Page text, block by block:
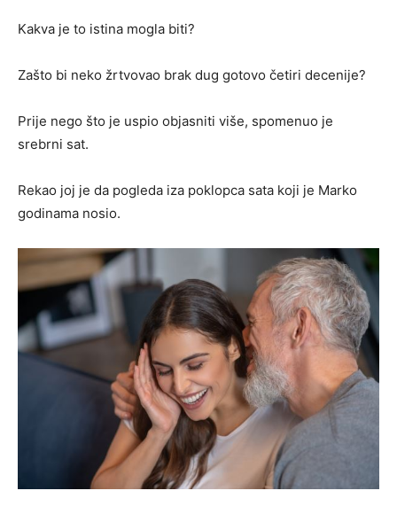
Kakva je to istina mogla biti?
Zašto bi neko žrtvovao brak dug gotovo četiri decenije?
Prije nego što je uspio objasniti više, spomenuo je
srebrni sat.
Rekao joj je da pogleda iza poklopca sata koji je Marko
godinama nosio.